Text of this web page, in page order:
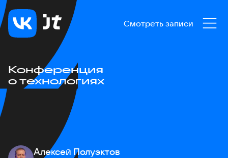
Смотреть записи
Конференция
о технологиях
Алексей Полуэктов